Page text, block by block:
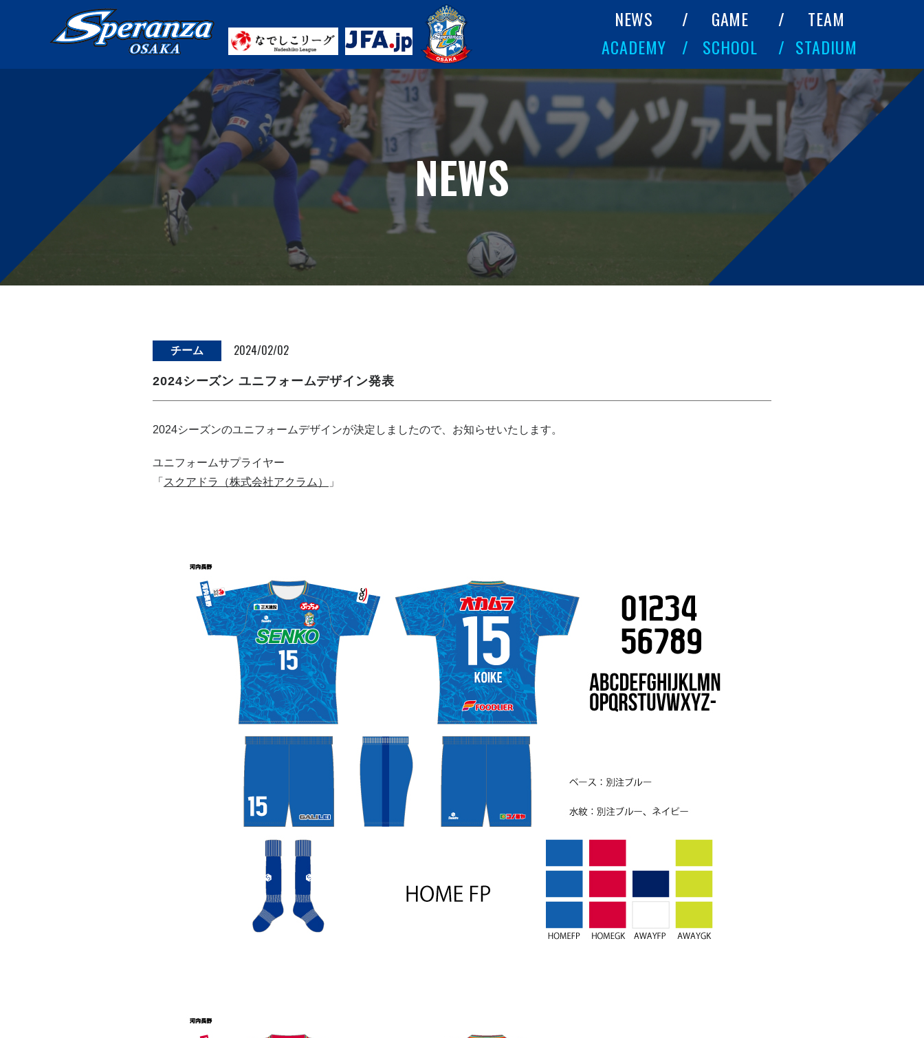
NEWS GAME
TEAM
ACADEMY
SCHOOL STADIUM
NEWS
チーム 2024/02/02
2024シーズン ユニフォームデザイン発表
2024シーズンのユニフォームデザインが決定しましたので、お知らせいたします。
ユニフォームサプライヤー
「 スクアドラ（株式会社アクラム） 」